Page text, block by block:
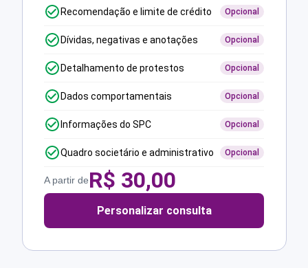
Recomendação e limite de crédito Opcional
Dívidas, negativas e anotações Opcional
Detalhamento de protestos Opcional
Dados comportamentais Opcional
Informações do SPC Opcional
Quadro societário e administrativo Opcional
A partir deR$ 30,00
Personalizar consulta